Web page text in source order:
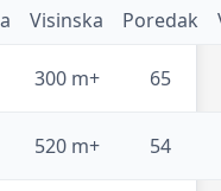
Visinska Poredak
300 m+ 65
520 m+ 54